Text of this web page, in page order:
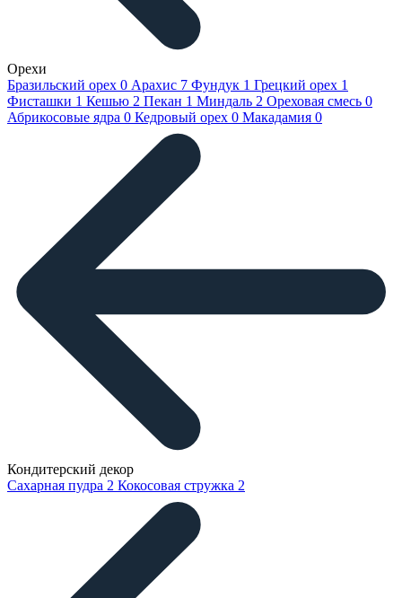
Орехи
Бразильский орех 0 Арахис 7 Фундук 1 Грецкий орех 1
Фисташки 1 Кешью 2 Пекан 1 Миндаль 2 Ореховая смесь 0
Абрикосовые ядра 0 Кедровый орех 0 Макадамия 0
Кондитерский декор
Сахарная пудра 2 Кокосовая стружка 2